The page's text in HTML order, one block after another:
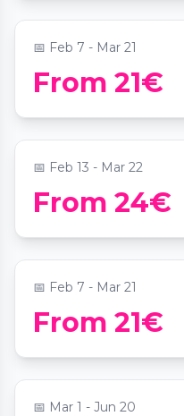
📅 Feb 7 - Mar 21
From 21€
Candlelight:
📍Kehrwieder Theater
📅 Feb 13 - Mar 22
From 24€
Candlelight:
📍Kehrwieder Theater
📅 Feb 7 - Mar 21
From 21€
Candlelight:
📍Mozartsäle Hamburg
📅 Mar 1 - Jun 20